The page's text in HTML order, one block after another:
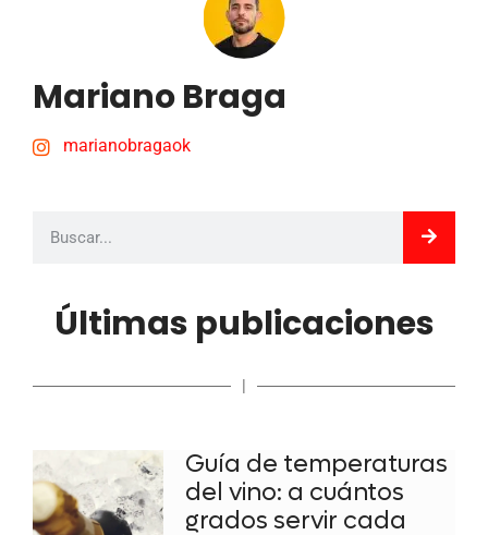
Mariano Braga
marianobragaok
Últimas publicaciones
|
Guía de temperaturas
del vino: a cuántos
grados servir cada